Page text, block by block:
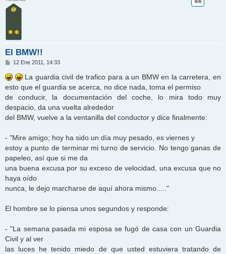
El BMW!!
M
n
s
a
j
e
12 Ene 2011, 14:33
La guardia civil de trafico para a un BMW en la carretera, en
esto que el guardia se acerca, no dice nada, toma el permiso
de conducir, la documentación del coche, lo mira todo muy
despacio, da una vuelta alrededor
del BMW, vuelve a la ventanilla del conductor y dice finalmente:
- "Mire amigo; hoy ha sido un día muy pesado, es viernes y
estoy a punto de terminar mi turno de servicio. No tengo ganas de
papeleo, así que si me da
una buena excusa por su exceso de velocidad, una excusa que no
haya oído
nunca, le dejo marcharse de aquí ahora mismo....."
El hombre se lo piensa unos segundos y responde:
- "La semana pasada mi esposa se fugó de casa con un Guardia
Civil y al ver
las luces he tenido miedo de que usted estuviera tratando de